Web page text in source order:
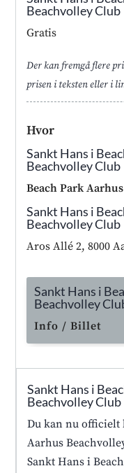
Beachvolley Club
Gratis
Der kan fremgå flere
prisen i teksten eller i
Hvor
Sankt Hans i
Beachvolley Club
Beach Park Aarhus
Sankt Hans i
Beachvolley Club
Aros Allé 2, 8000
Sankt Hans i
Beachvolley
Info / Billet
Sankt Hans i
Beachvolley Club
Du kan nu officielt
Aarhus
Sankt Hans i